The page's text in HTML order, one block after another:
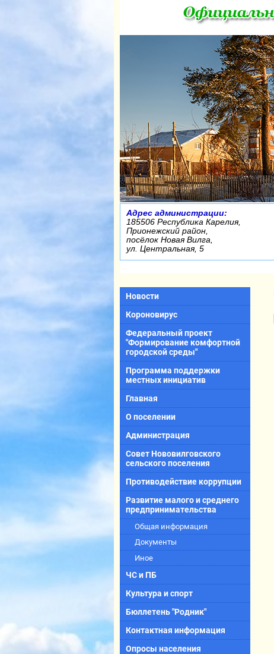
Адрес администрации:
185506 Республика Карелия,
Прионежский район,
посёлок Новая Вилга,
ул. Центральная, 5
Новости
Короновирус
Федеральный проект
"Формирование комфортной
городской среды"
Программа поддержки
местных инициатив
Главная
О поселении
Администрация
Совет Нововилговского
сельского поселения
Противодействие коррупции
Развитие малого и среднего
предпринимательства
Общая информация
Документы
Иное
ЧС и ПБ
Культура и спорт
Бюллетень "Родник"
Контактная информация
Опросы населения